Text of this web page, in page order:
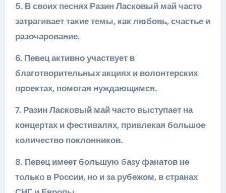
5. В своих песнях Разин Ласковый май часто
затрагивает такие темы, как любовь, счастье и
разочарование.
6. Певец активно участвует в
благотворительных акциях и волонтерских
проектах, помогая нуждающимся.
7. Разин Ласковый май часто выступает на
концертах и фестивалях, привлекая большое
количество поклонников.
8. Певец имеет большую базу фанатов не
только в России, но и за рубежом, в странах